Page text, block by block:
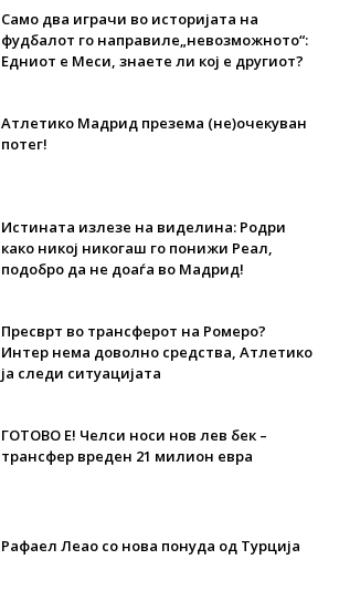
Само два играчи во историјата на
фудбалот го направиле„невозможното“:
Едниот е Меси, знаете ли кој е другиот?
Атлетико Мадрид презема (не)очекуван
потег!
Истината излезе на виделина: Родри
како никој никогаш го понижи Реал,
подобро да не доаѓа во Мадрид!
Пресврт во трансферот на Ромеро?
Интер нема доволно средства, Атлетико
ја следи ситуацијата
ГОТОВО Е! Челси носи нов лев бек –
трансфер вреден 21 милион евра
Рафаел Леао со нова понуда од Турција